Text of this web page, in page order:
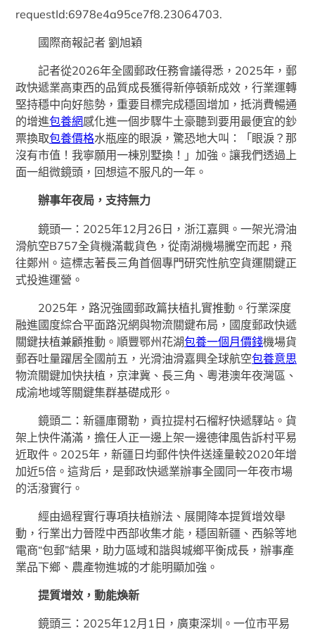
requestId:6978e4a95ce7f8.23064703.
國際商報記者 劉旭穎
記者從2026年全國郵政任務會議得悉，2025年，郵
政快遞業高東西的品質成長獲得新停頓新成效，行業運轉
堅持穩中向好態勢，重要目標完成穩固增加，抵消費暢通
的增進包養網感化進一個步驟牛土豪聽到要用最便宜的鈔
票換取包養價格水瓶座的眼淚，驚恐地大叫：「眼淚？那
沒有市值！我寧願用一棟別墅換！」加強。讓我們透過上
面一組微鏡頭，回想這不服凡的一年。
辦事年夜局，支持無力
鏡頭一：2025年12月26日，浙江嘉興。一架光滑油
滑航空B757全貨機滿載貨色，從南湖機場騰空而起，飛
往鄭州。這標志著長三角首個專門研究性航空貨運關鍵正
式投進運營。
2025年，路況強國郵政篇扶植扎實推動。行業深度
融進國度綜合平面路況網與物流關鍵布局，國度郵政快遞
關鍵扶植兼顧推動。順豐鄂州花湖包養一個月價錢機場貨
郵吞吐量躍居全國前五，光滑油滑嘉興全球航空包養意思
物流關鍵加快扶植，京津冀、長三角、粵港澳年夜灣區、
成渝地域等關鍵集群基礎成形。
鏡頭二：新疆庫爾勒，貢拉提村石榴籽快遞驛站。貨
架上快件滿滿，擔任人正一邊上架一邊德律風告訴村平易
近取件。2025年，新疆日均郵件快件送達量較2020年增
加近5倍。這背后，是郵政快遞業辦事全國同一年夜市場
的活潑實行。
經由過程實行專項扶植辦法、展開降本提質增效舉
動，行業出力晉陞中西部收集才能，穩固新疆、西躲等地
電商“包郵”結果，助力區域和諧與城鄉平衡成長，辦事產
業品下鄉、農產物進城的才能明顯加強。
提質增效，動能煥新
鏡頭三：2025年12月1日，廣東深圳。一位市平易